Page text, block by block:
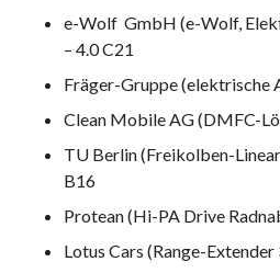
e-Wolf GmbH (e-Wolf,
– 4.0 C21
Fräger-Gruppe (elektrische
Clean Mobile AG (DMFC-
TU Berlin (Freikolben-
B16
Protean (Hi-PA Drive
Lotus Cars (Range-